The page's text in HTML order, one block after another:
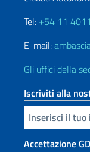
Tel: +54 11
E-mail:
Gli uffici della
Iscriviti alla
Inserisci la tua email
Accettazione